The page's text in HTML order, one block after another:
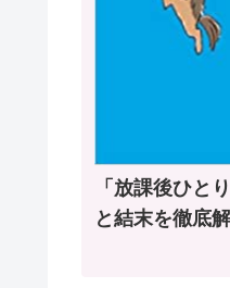
「放課後ひと
と結末を徹底